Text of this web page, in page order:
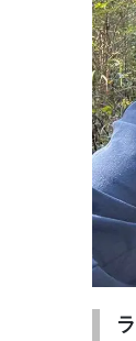
クから配信停止でき